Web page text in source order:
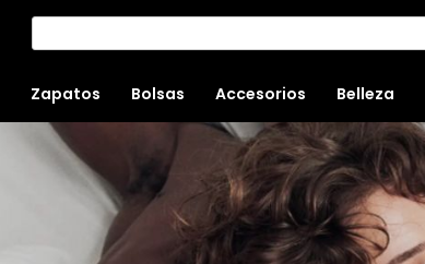
Zapatos Bolsas Accesorios Belleza